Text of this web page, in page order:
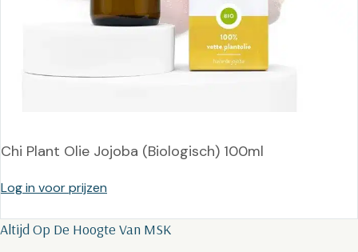
Chi Plant Olie Jojoba (Biologisch) 100ml
Log in voor prijzen
Altijd Op De Hoogte Van MSK